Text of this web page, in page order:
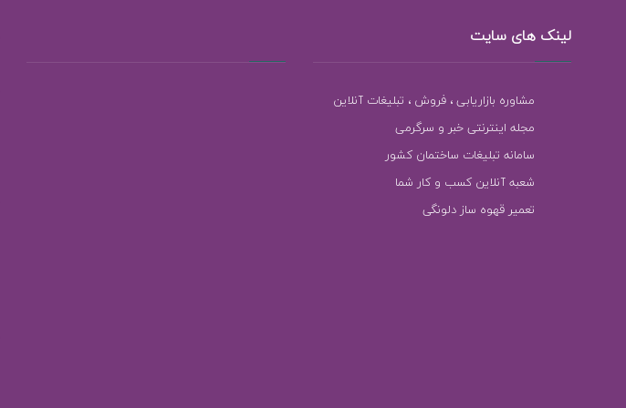
لینک های سایت
مشاوره بازاریابی ، فروش ، تبلیغات آنلاین
مجله اینترنتی خبر و سرگرمی
سامانه تبلیغات ساختمان کشور
شعبه آنلاین کسب و کار شما
تعمیر قهوه ساز دلونگی